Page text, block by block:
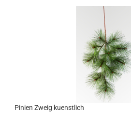
Pinien Zweig kuenstlich